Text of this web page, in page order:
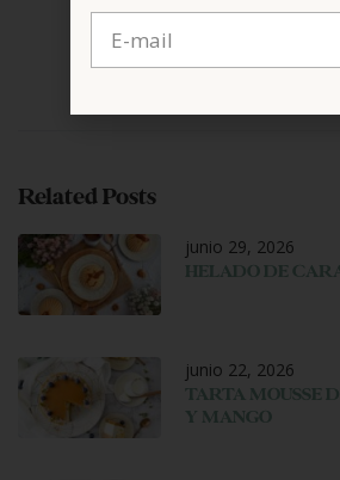
Productos
Related Posts
junio 29, 2026
HELADO DE
junio 22, 2026
TARTA MOUSSE
Y MANGO